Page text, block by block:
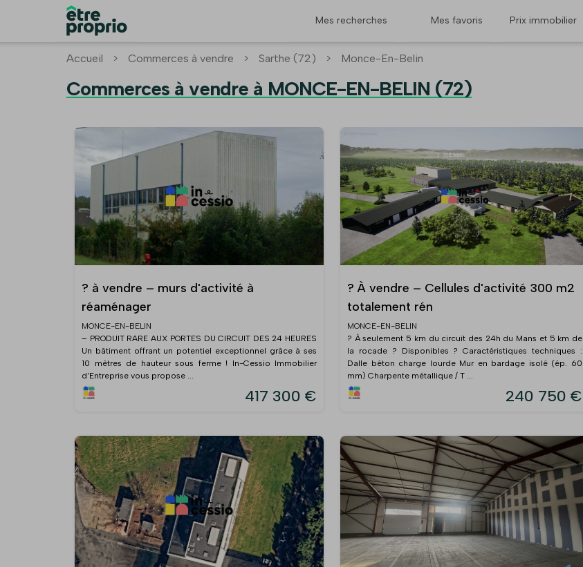
Mes recherches Mes favoris Prix immobilier
Accueil > Commerces à vendre > Sarthe (72) > Monce-En-Belin
Commerces à vendre à MONCE-EN-BELIN (72)
? à vendre – murs d'activité à
réaménager
MONCE-EN-BELIN
– PRODUIT RARE AUX PORTES DU CIRCUIT DES 24 HEURES
Un bâtiment offrant un potentiel exceptionnel grâce à ses
10 mètres de hauteur sous ferme ! In-Cessio Immobilier
d'Entreprise vous propose ...
417 300 €
? À vendre – Cellules d'activité 300 m2
totalement rén
MONCE-EN-BELIN
? À seulement 5 km du circuit des 24h du Mans et 5 km de
la rocade ? Disponibles ? Caractéristiques techniques :
Dalle béton charge lourde Mur en bardage isolé (ép. 60
mm) Charpente métallique / T ...
240 750 €